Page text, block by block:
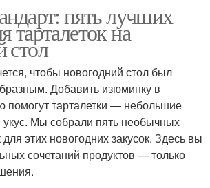
пять лучших
тарталеток на
стол
чтобы новогодний стол был
Добавить изюминку в
помогут тарталетки — небольшие
Мы собрали пять необычных
этих новогодних закусок. Здесь вы
сочетаний продуктов — только